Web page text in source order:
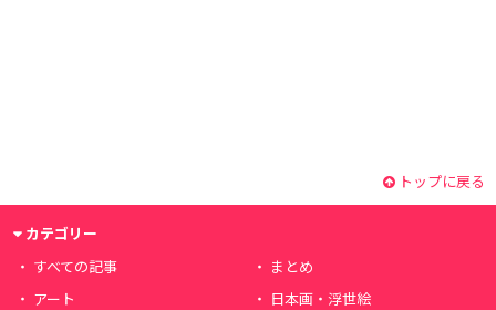
トップに戻る
カテゴリー
すべての記事
まとめ
アート
日本画・浮世絵